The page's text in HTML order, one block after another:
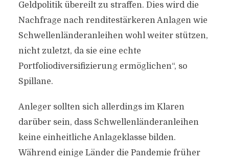
Geldpolitik übereilt zu straffen. Dies wird die
Nachfrage nach renditestärkeren Anlagen wie
Schwellenländeranleihen wohl weiter stützen,
nicht zuletzt, da sie eine echte
Portfoliodiversifizierung ermöglichen“, so
Spillane.
Anleger sollten sich allerdings im Klaren
darüber sein, dass Schwellenländeranleihen
keine einheitliche Anlageklasse bilden.
Während einige Länder die Pandemie früher